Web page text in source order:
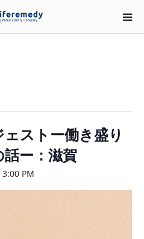
ストー働き盛り
ー：滋賀
3:00 PM